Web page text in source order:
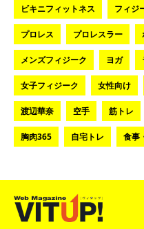
ビキニフィットネス フィジ
プロレス プロレスラー
メンズフィジーク ヨガ
女子フィジーク 女性向け
渡辺華奈 空手 筋トレ
胸肉365 自宅トレ 食事